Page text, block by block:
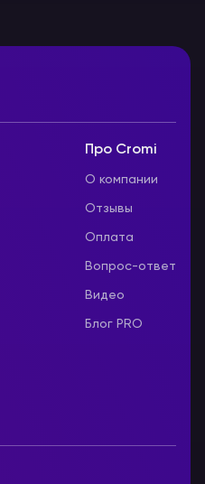
Про Cromi
О компании
Отзывы
Оплата
Вопрос-ответ
Видео
Блог PRO